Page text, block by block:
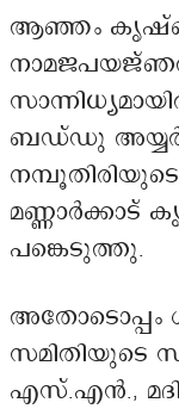
ആഞ്ഞം
ബഡ്ഡു
മണ്ണാർക്കാട്
പങ്കെടുത്തു.
സമിതിയുടെ
എസ്.എൻ.,